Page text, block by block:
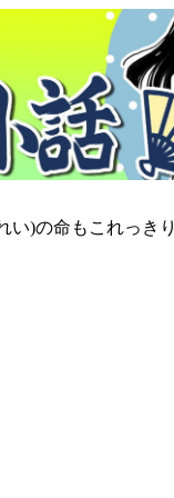
い)の命もこれっきり